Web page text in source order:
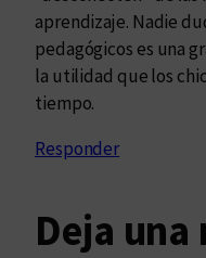
aprendizaje. Nadie
pedagógicos es una
la utilidad que los
tiempo.
Responder
Deja una